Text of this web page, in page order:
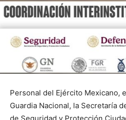
Personal del Ejército Mexicano,
Guardia Nacional, la Secretaría